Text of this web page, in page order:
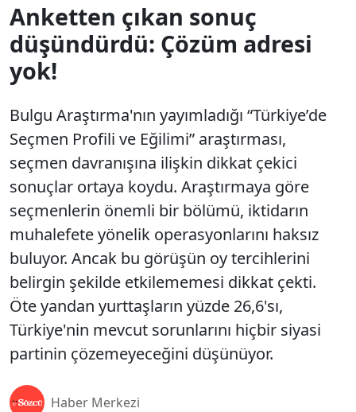
Anketten çıkan sonuç
düşündürdü: Çözüm adresi
yok!
Bulgu Araştırma'nın yayımladığı “Türkiye’de
Seçmen Profili ve Eğilimi” araştırması,
seçmen davranışına ilişkin dikkat çekici
sonuçlar ortaya koydu. Araştırmaya göre
seçmenlerin önemli bir bölümü, iktidarın
muhalefete yönelik operasyonlarını haksız
buluyor. Ancak bu görüşün oy tercihlerini
belirgin şekilde etkilememesi dikkat çekti.
Öte yandan yurttaşların yüzde 26,6'sı,
Türkiye'nin mevcut sorunlarını hiçbir siyasi
partinin çözemeyeceğini düşünüyor.
Haber Merkezi